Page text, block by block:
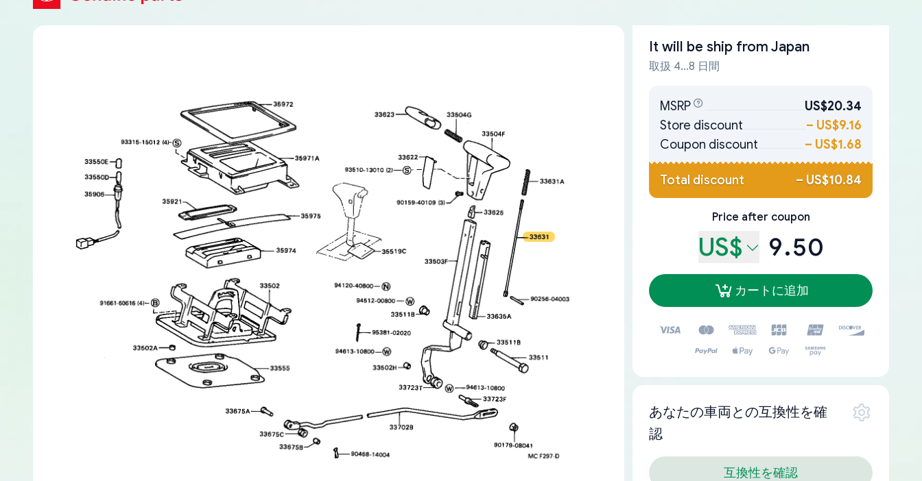
It will be ship from Japan
取扱 4...8 日間
MSRP
US$20.34
Store discount
– US$9.16
Coupon discount
– US$1.68
Total discount – US$10.84
Price after coupon
US$ 9.50
カートに追加
あなたの車両との互換性を確
認
互換性を確認